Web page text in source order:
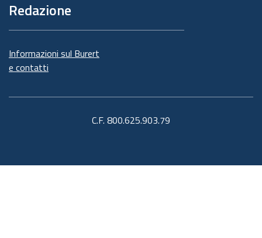
Redazione
Informazioni sul Burert
e contatti
C.F. 800.625.903.79